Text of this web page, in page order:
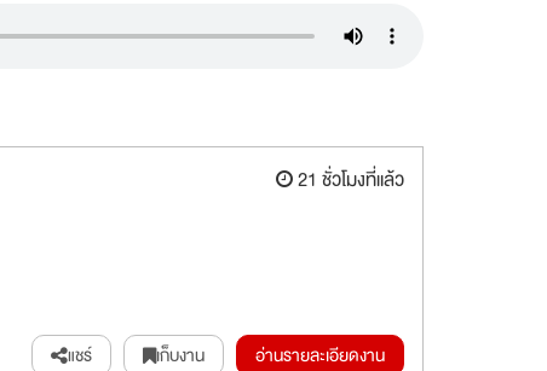
21 ชั่วโมงที่แล้ว
แชร์ เก็บงาน อ่านรายละเอียดงาน